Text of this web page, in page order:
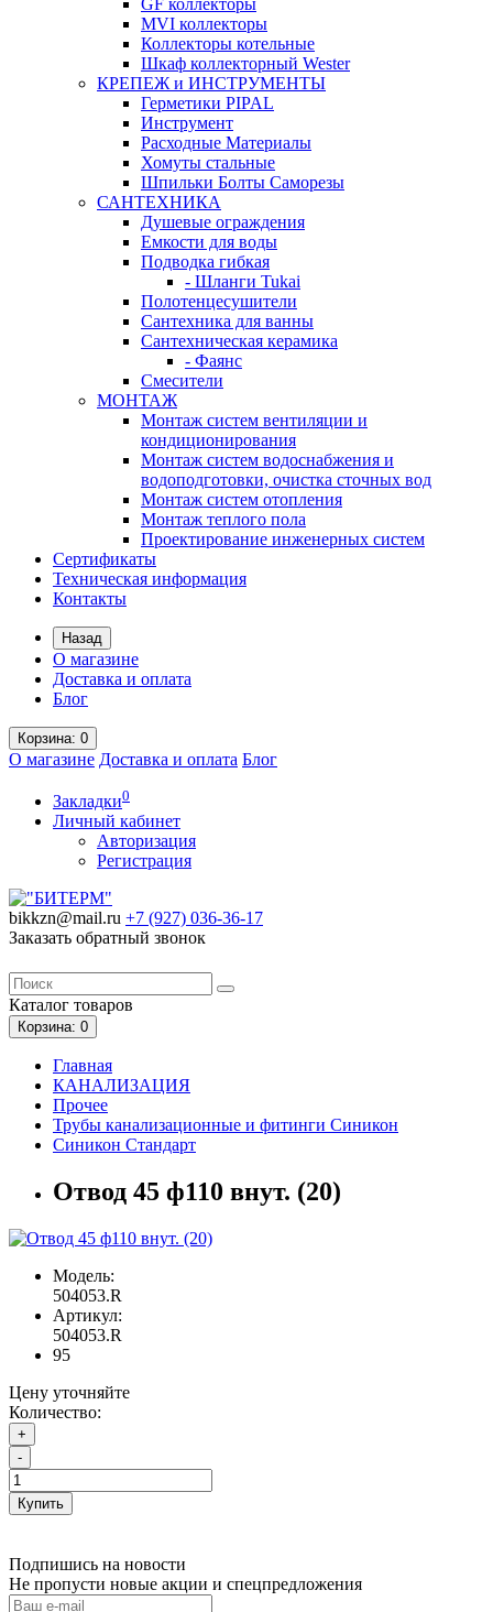
GF коллекторы
MVI коллекторы
Коллекторы котельные
Шкаф коллекторный Wester
КРЕПЕЖ и ИНСТРУМЕНТЫ
Герметики PIPAL
Инструмент
Расходные Материалы
Хомуты стальные
Шпильки Болты Саморезы
САНТЕХНИКА
Душевые ограждения
Емкости для воды
Подводка гибкая
- Шланги Tukai
Полотенцесушители
Сантехника для ванны
Сантехническая керамика
- Фаянс
Смесители
МОНТАЖ
Монтаж систем вентиляции и
кондиционирования
Монтаж систем водоснабжения и
водоподготовки, очистка сточных вод
Монтаж систем отопления
Монтаж теплого пола
Проектирование инженерных систем
Сертификаты
Техническая информация
Контакты
Назад
О магазине
Доставка и оплата
Блог
Корзина: 0
О магазине Доставка и оплата Блог
Закладки0
Личный кабинет
Авторизация
Регистрация
bikkzn@mail.ru +7 (927) 036-36-17
Заказать обратный звонок
Каталог товаров
Корзина: 0
Главная
КАНАЛИЗАЦИЯ
Прочее
Трубы канализационные и фитинги Синикон
Синикон Стандарт
Отвод 45 ф110 внут. (20)
Модель:
504053.R
Артикул:
504053.R
95
Цену уточняйте
Количество:
+
-
Купить
Подпишись на новости
Не пропусти новые акции и спецпредложения